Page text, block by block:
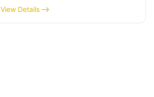
في قاعات المعارض والصالات
الرياضية وما إلى ذلك.
View Details